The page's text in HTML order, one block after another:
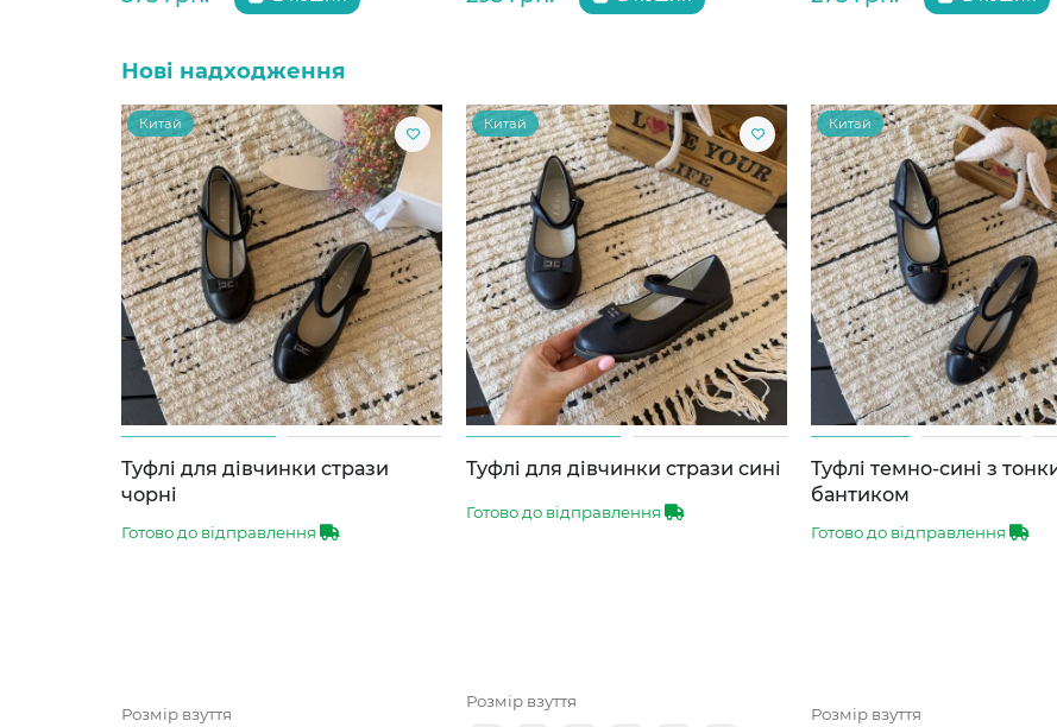
Нові надходження
Китай
Туфлі для дівчинки стрази
чорні
Готово до відправлення
Розмір взуття
Китай
Туфлі для дівчинки стрази сині
Готово до відправлення
Розмір взуття
Китай
Туфлі темно-сині з
бантиком
Готово до відправлення
Розмір взуття